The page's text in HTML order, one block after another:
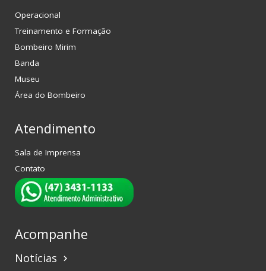
Operacional
Treinamento e Formação
Bombeiro Mirim
Banda
Museu
Área do Bombeiro
Atendimento
Sala de Imprensa
Contato
Acompanhe
Notícias keyboard_arrow_right